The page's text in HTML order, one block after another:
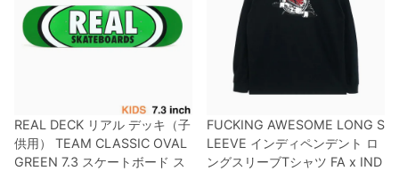
REAL DECK リアル デッキ（子
供用）
TEAM CLASSIC OVAL
GREEN 7.3 スケートボード ス
FUCKING AWESOME LONG S
LEEVE インディペンデント ロ
ングスリーブTシャツ FA x IND